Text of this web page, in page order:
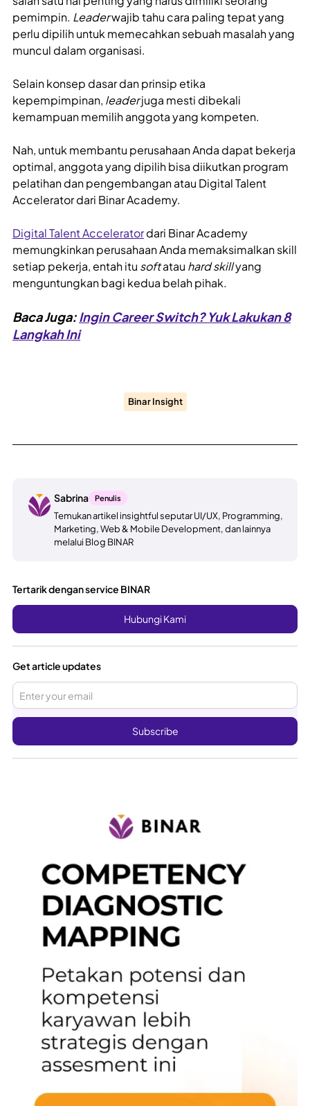
pemimpin. Leaderwajib tahu cara paling tepat yang
perlu dipilih untuk memecahkan sebuah masalah yang
muncul dalam organisasi.
Selain konsep dasar dan prinsip etika
kepempimpinan, leaderjuga mesti dibekali
kemampuan memilih anggota yang kompeten.
Nah, untuk membantu perusahaan Anda dapat bekerja
optimal, anggota yang dipilih bisa diikutkan program
pelatihan dan pengembangan atau Digital Talent
Accelerator dari Binar Academy.
Digital Talent Acceleratordari Binar Academy
memungkinkan perusahaan Anda memaksimalkan skill
setiap pekerja, entah itu softatau hard skillyang
menguntungkan bagi kedua belah pihak.
Baca Juga:Ingin Career Switch? Yuk Lakukan 8
Langkah Ini
Binar Insight
Sabrina Penulis
Temukan artikel insightful seputar UI/UX, Programming,
Marketing, Web & Mobile Development, dan lainnya
melalui Blog BINAR
Tertarik dengan service BINAR
Hubungi Kami
Get article updates